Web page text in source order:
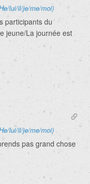
lui/il/je/me/moi)
participants du
jeune/La journée est
lui/il/je/me/moi)
pas grand chose